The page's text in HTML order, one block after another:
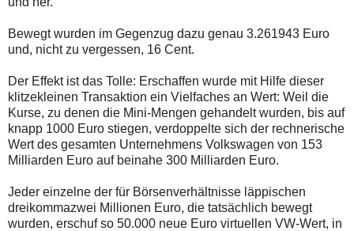
Bewegt wurden im Gegenzug dazu genau 3.261943 Euro
und, nicht zu vergessen, 16 Cent.
Der Effekt ist das Tolle: Erschaffen wurde mit Hilfe dieser
klitzekleinen Transaktion ein Vielfaches an Wert: Weil die
Kurse, zu denen die Mini-Mengen gehandelt wurden, bis auf
knapp 1000 Euro stiegen, verdoppelte sich der rechnerische
Wert des gesamten Unternehmens Volkswagen von 153
Milliarden Euro auf beinahe 300 Milliarden Euro.
Jeder einzelne der für Börsenverhältnisse läppischen
dreikommazwei Millionen Euro, die tatsächlich bewegt
wurden, erschuf so 50.000 neue Euro virtuellen VW-Wert, in